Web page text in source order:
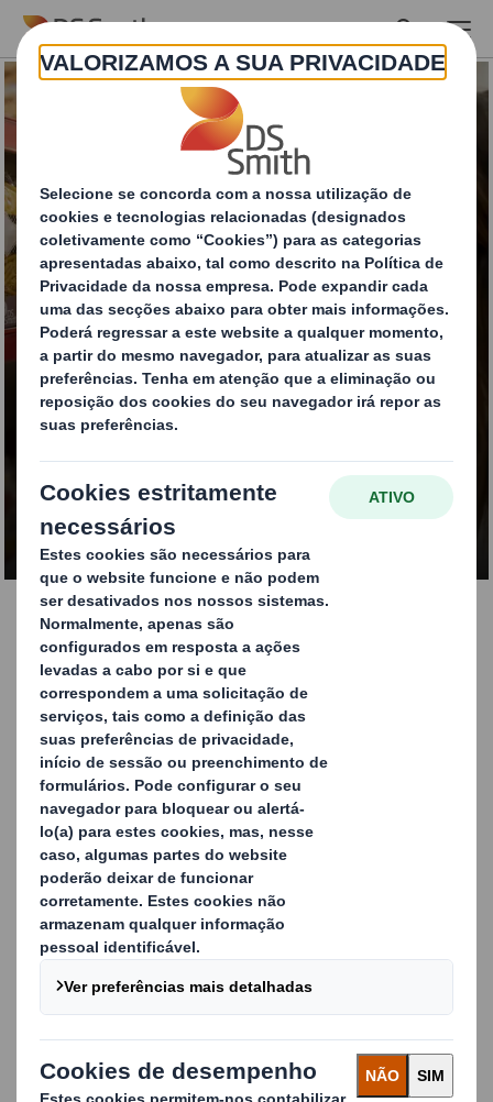
Skip to main content
Retail and Shelf
Ready Packaging
Soluções para melhorar a visibilidade
CONTACTE-NOS
Triunfe com os nossos
SRPs
O aumento da procura de SRPs (Packaging Pronto para o
Linear) e RRPs (Packaging Pronto para o Ponto de Venda)
criou toda uma nova ciência de embalagem. Na DS Smith,
"pensamos a partir da prateleira", baseando as nossas
soluções inovadoras no tamanho das prateleiras onde os
seus produtos serão colocados, nos volumes de vendas e
de reposição conhecidas e no tamanho ideal da
embalagem para o seu produto.
Impulsione as vendas onde é mais
importante